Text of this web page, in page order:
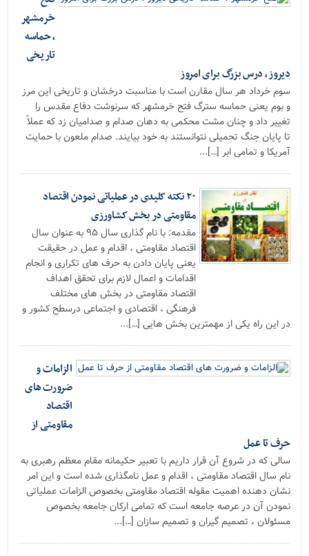
خرمشهر
، حماسه
تاریخی
دیروز ، درس بزرگ برای امروز
سوم خرداد هر سال مقارن است با مناسبت درخشان و تاریخی این مرز
و بوم یعنی حماسه سترگ فتح خرمشهر که سرنوشت دفاع مقدس را
تغییر داد و چنان مشت محکمی به دهان صدام و صدامیان زد که عملاً
تا پایان جنگ تحمیلی نتوانستند به خود بیایند. صدام ملعون با حمایت
آمریکا و تمامی ابر […]...
۲۰ نکته کلیدی در عملیاتی نمودن اقتصاد
مقاومتی در بخش کشاورزی
مقدمه: با نام گذاری سال ۹۵ به عنوان سال
اقتصاد مقاومتی ، اقدام و عمل در حقیقت
یعنی پایان دادن به حرف های تکراری و انجام
اقدامات و اعمال لازم برای تحقق اهداف
اقتصاد مقاومتی در بخش های مختلف
فرهنگی ، اقتصادی و اجتماعی درسطح کشور و
در این راه یکی از مهمترین بخش هایی […]...
الزامات و
ضرورت های
اقتصاد
مقاومتی از
حرف تا عمل
سالی که در شروع آن قرار داریم با تعبیر حکیمانه مقام معظم رهبری به
نام سال اقتصاد مقاومتی ، اقدام و عمل نامگذاری شده است و این امر
نشان دهنده اهمیت مقوله اقتصاد مقاومتی بخصوص الزامات عملیاتی
نمودن آن در عرصه جامعه است که تمامی ارکان جامعه بخصوص
مسئولان ، تصمیم گیران و تصمیم سازان […]...